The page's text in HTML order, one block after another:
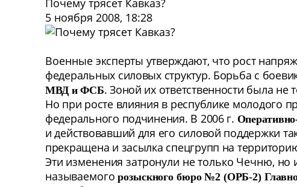
5 ноября 2008, 18:28
Военные эксперты утверждают, что рост
федеральных силовых структур. Борьба с
МВД и ФСБ. Зоной их ответственности была
Но при росте влияния в республике молодого
федерального подчинения. В 2006 г.
и действовавший для его силовой поддержки
прекращена и засылка спецгрупп на
Эти изменения затронули не только Чечню, но
называемогорозыскного бюро №2 (ОРБ-2)